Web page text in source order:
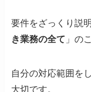
要件をざっくり説
き業務の全て 」の
自分の対応範囲を
大切です。